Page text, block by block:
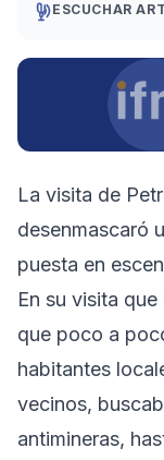
ESCUCHAR
La visita de
desenmascaró
puesta en
En su visita
que poco a
habitantes
vecinos,
antimineras,